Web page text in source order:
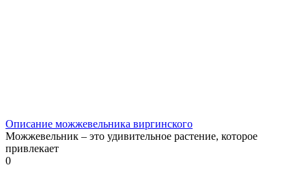
Описание можжевельника виргинского
Можжевельник – это удивительное растение, которое
привлекает
0